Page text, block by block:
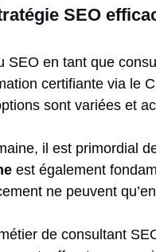
SEO
SEO en tant que
certifiante via le
sont variées et
il est primordial
est également
ne peuvent
de consultant